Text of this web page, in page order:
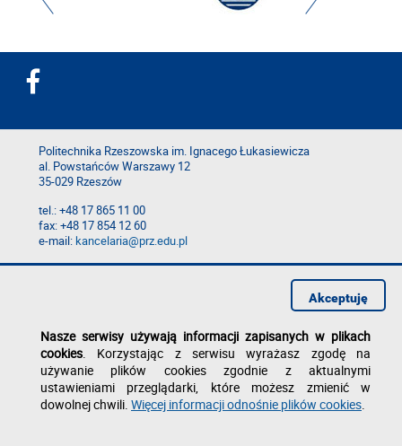
Politechnika Rzeszowska im. Ignacego Łukasiewicza
al. Powstańców Warszawy 12
35-029 Rzeszów
tel.: +48 17 865 11 00
fax: +48 17 854 12 60
e-mail:kancelaria@prz.edu.pl
Deklaracja dostępności
Nasze serwisy używają informacji zapisanych w plikach
cookies. Korzystając z serwisu wyrażasz zgodę na
używanie plików cookies zgodnie z aktualnymi
ustawieniami przeglądarki, które możesz zmienić w
dowolnej chwili. Więcej informacji odnośnie plików cookies.
Akceptuję